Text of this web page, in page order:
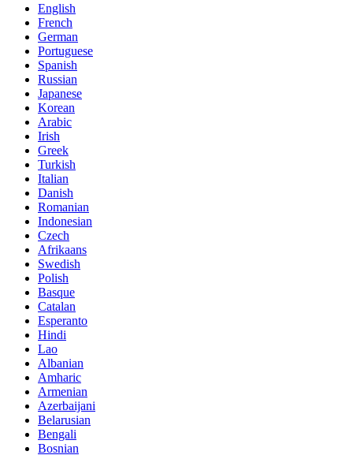
English
French
German
Portuguese
Spanish
Russian
Japanese
Korean
Arabic
Irish
Greek
Turkish
Italian
Danish
Romanian
Indonesian
Czech
Afrikaans
Swedish
Polish
Basque
Catalan
Esperanto
Hindi
Lao
Albanian
Amharic
Armenian
Azerbaijani
Belarusian
Bengali
Bosnian